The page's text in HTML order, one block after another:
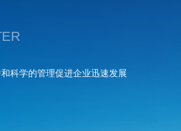
科学的管理促进企业迅速发展